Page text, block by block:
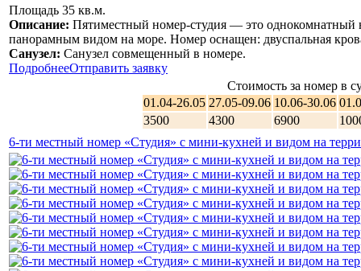
Площадь 35 кв.м.
Описание: Пятиместный номер-студия — это однокомнатный
панорамным видом на море. Номер оснащен: двуспальная
Санузел: Санузел совмещенный в номере.
ПодробнееОтправить заявку
Стоимость за номер в
01.04-26.05 27.05-09.06 10.06-30.06
3500
4300 6900
6-ти местный номер «Студия» с мини-кухней и видом на